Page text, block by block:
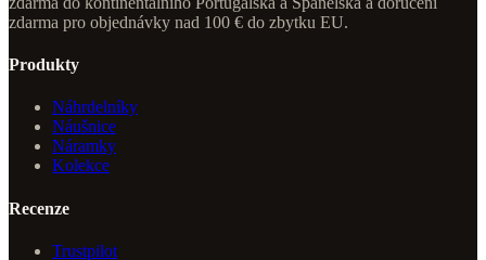
zdarma pro objednávky nad 100 € do zbytku EU.
Produkty
Náhrdelníky
Náušnice
Náramky
Kolekce
Recenze
Trustpilot